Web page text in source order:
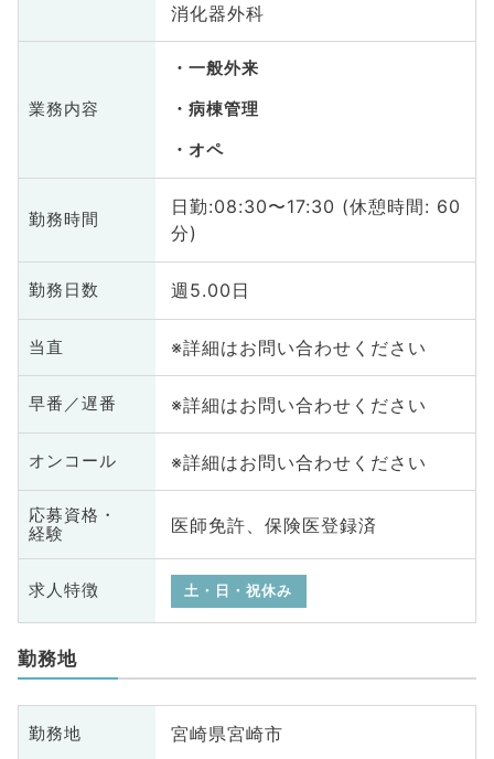
消化器外科
業務内容
一般外来
病棟管理
オペ
勤務時間
日勤:08:30〜17:30 (休憩時間: 60
分)
勤務日数 週5.00日
当直 ※詳細はお問い合わせください
早番／遅番 ※詳細はお問い合わせください
オンコール ※詳細はお問い合わせください
応募資格・
経験
医師免許、保険医登録済
求人特徴 土・日・祝休み
勤務地
勤務地 宮崎県宮崎市